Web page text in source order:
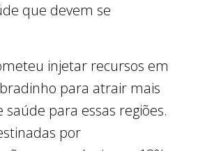
que devem se
injetar recursos em
para atrair mais
saúde para essas regiões.
por